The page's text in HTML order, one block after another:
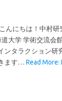
んにちは！中村
大学 学術交流会
ンタラクション研
ます… Read